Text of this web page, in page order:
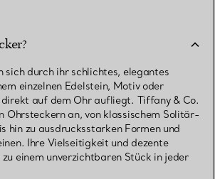
sich durch ihr schlichtes, elegantes
einzelnen Edelstein, Motiv oder
auf dem Ohr aufliegt. Tiffany & Co.
Ohrsteckern an, von klassischem Solitär-
hin zu ausdrucksstarken Formen und
Ihre Vielseitigkeit und dezente
zu einem unverzichtbaren Stück in jeder